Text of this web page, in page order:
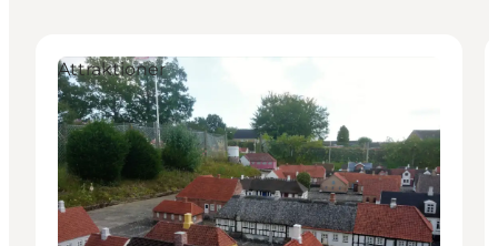
Attraktioner